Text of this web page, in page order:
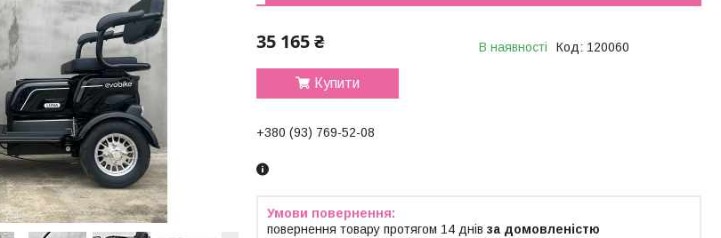
35 165 ₴ В наявності Код: 120060
Купити
+380 (93) 769-52-08
повернення товару протягом 14 днів за домовленістю